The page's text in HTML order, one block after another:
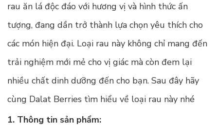
rau ăn lá độc đáo với hương vị và hình thức ấn
tượng, đang dần trở thành lựa chọn yêu thích cho
các món hiện đại. Loại rau này không chỉ mang đến
trải nghiệm mới mẻ cho vị giác mà còn đem lại
nhiều chất dinh dưỡng đến cho bạn. Sau đây hãy
cùng Dalat Berries tìm hiểu về loại rau này nhé
1. Thông tin sản phẩm: